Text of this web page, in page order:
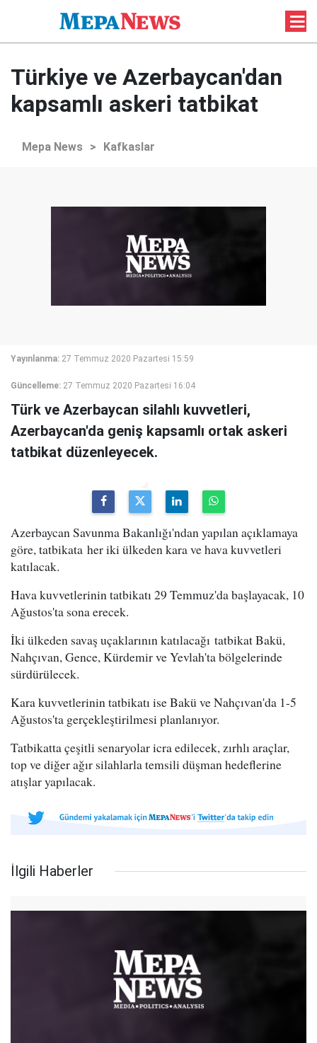
Türkiye ve Azerbaycan'dan
kapsamlı askeri tatbikat
Mepa News > Kafkaslar
Yayınlanma: 27 Temmuz 2020 Pazartesi 15:59
Güncelleme: 27 Temmuz 2020 Pazartesi 16:04
Türk ve Azerbaycan silahlı kuvvetleri,
Azerbaycan'da geniş kapsamlı ortak askeri
tatbikat düzenleyecek.
Azerbaycan Savunma Bakanlığı'ndan yapılan açıklamaya
göre, tatbikata her iki ülkeden kara ve hava kuvvetleri
katılacak.
Hava kuvvetlerinin tatbikatı 29 Temmuz'da başlayacak, 10
Ağustos'ta sona erecek.
İki ülkeden savaş uçaklarının katılacağı tatbikat Bakü,
Nahçıvan, Gence, Kürdemir ve Yevlah'ta bölgelerinde
sürdürülecek.
Kara kuvvetlerinin tatbikatı ise Bakü ve Nahçıvan'da 1-5
Ağustos'ta gerçekleştirilmesi planlanıyor.
Tatbikatta çeşitli senaryolar icra edilecek, zırhlı araçlar,
top ve diğer ağır silahlarla temsili düşman hedeflerine
atışlar yapılacak.
İlgili Haberler